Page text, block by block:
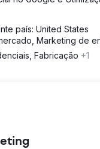
país: United States
Marketing de
Fabricação +1